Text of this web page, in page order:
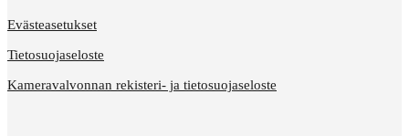
Evästeasetukset
Tietosuojaseloste
Kameravalvonnan rekisteri- ja tietosuojaseloste